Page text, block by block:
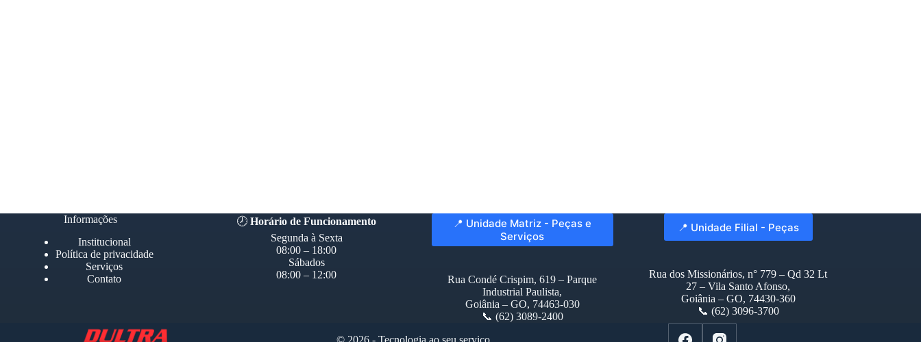
Informações
Institucional
Política de privacidade
Serviços
Contato
🕗Horário de Funcionamento
Segunda à Sexta
08:00 – 18:00
Sábados
08:00 – 12:00
📍 Unidade Matriz - Peças e
Serviços
Rua Condé Crispim, 619 – Parque
Industrial Paulista,
Goiânia – GO, 74463-030
📞 (62) 3089-2400
📍 Unidade Filial - Peças
Rua dos Missionários, n° 779 – Qd 32 Lt
27 – Vila Santo Afonso,
Goiânia – GO, 74430-360
📞 (62) 3096-3700
© 2026 - Tecnologia ao seu serviço.